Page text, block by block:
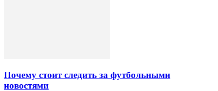
Почему стоит следить за футбольными
новостями